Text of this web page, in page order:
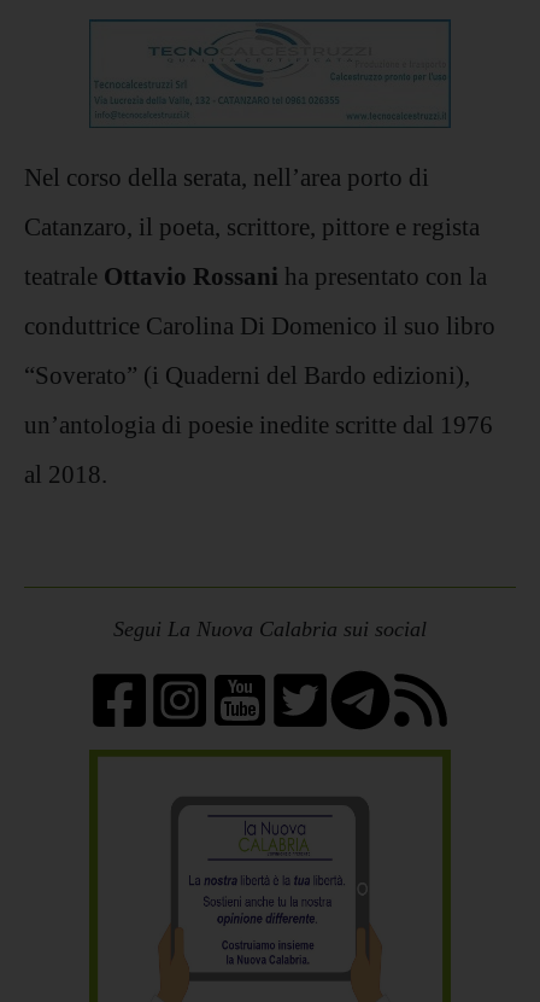
Nel corso della serata, nell’area porto di
Catanzaro, il poeta, scrittore, pittore e regista
teatrale Ottavio Rossani ha presentato con la
conduttrice Carolina Di Domenico il suo libro
“Soverato” (i Quaderni del Bardo edizioni),
un’antologia di poesie inedite scritte dal 1976
al 2018.
Segui La Nuova Calabria sui social